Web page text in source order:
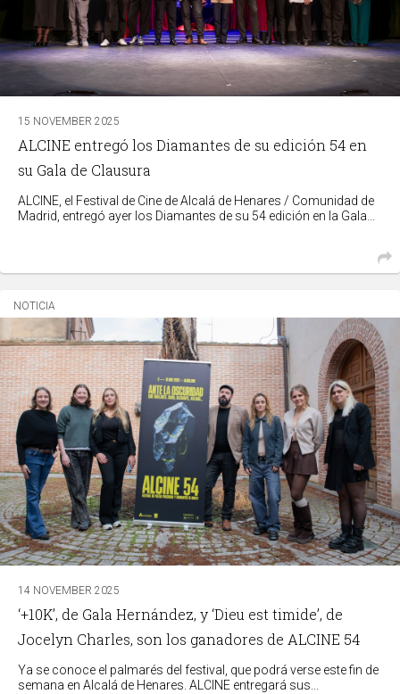
15 NOVEMBER 2025
ALCINE entregó los Diamantes de su edición 54 en
su Gala de Clausura
ALCINE, el Festival de Cine de Alcalá de Henares / Comunidad de
Madrid, entregó ayer los Diamantes de su 54 edición en la Gala...
NOTICIA
14 NOVEMBER 2025
‘+10K’, de Gala Hernández, y ‘Dieu est timide’, de
Jocelyn Charles, son los ganadores de ALCINE 54
Ya se conoce el palmarés del festival, que podrá verse este fin de
semana en Alcalá de Henares. ALCINE entregará sus...